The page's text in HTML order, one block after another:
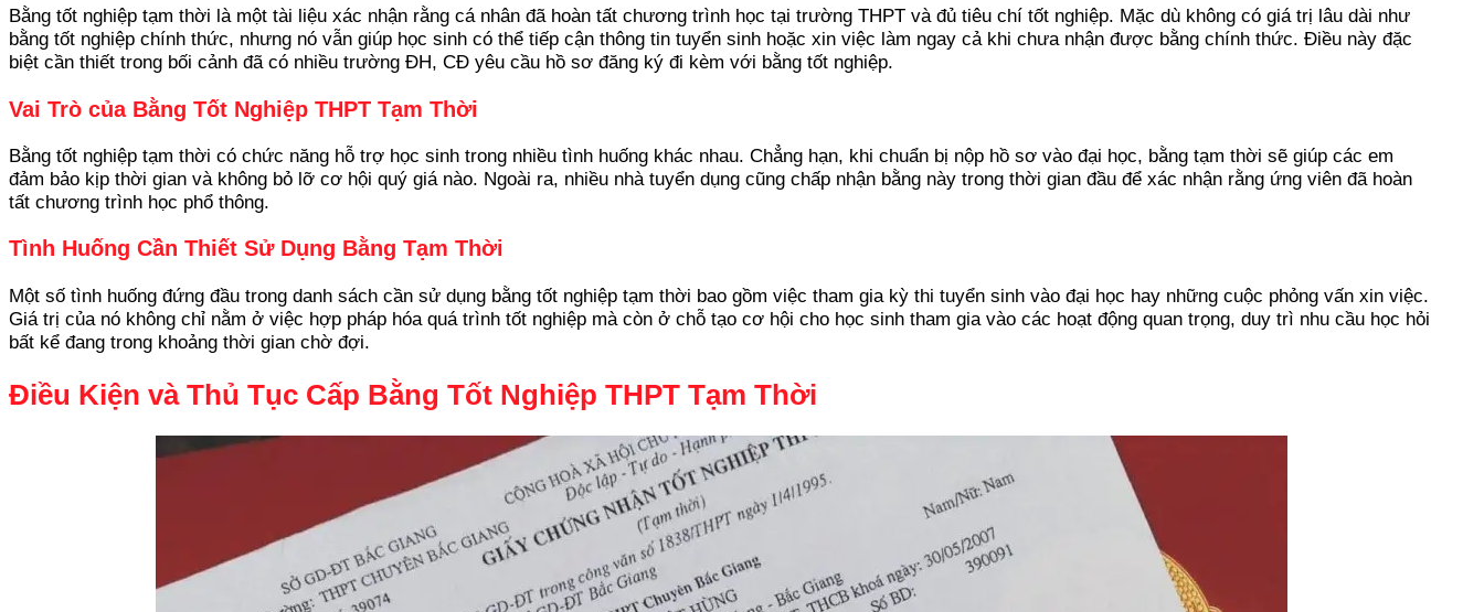
Bằng tốt nghiệp tạm thời là một tài liệu xác nhận rằng cá nhân đã hoàn tất chương trình học tại trường THPT và đủ tiêu chí tốt nghiệp. Mặc dù không có giá trị lâu dài như
bằng tốt nghiệp chính thức, nhưng nó vẫn giúp học sinh có thể tiếp cận thông tin tuyển sinh hoặc xin việc làm ngay cả khi chưa nhận được bằng chính thức. Điều này đặc
biệt cần thiết trong bối cảnh đã có nhiều trường ĐH, CĐ yêu cầu hồ sơ đăng ký đi kèm với bằng tốt nghiệp.
Vai Trò của Bằng Tốt Nghiệp THPT Tạm Thời
Bằng tốt nghiệp tạm thời có chức năng hỗ trợ học sinh trong nhiều tình huống khác nhau. Chẳng hạn, khi chuẩn bị nộp hồ sơ vào đại học, bằng tạm thời sẽ giúp các em
đảm bảo kịp thời gian và không bỏ lỡ cơ hội quý giá nào. Ngoài ra, nhiều nhà tuyển dụng cũng chấp nhận bằng này trong thời gian đầu để xác nhận rằng ứng viên đã hoàn
tất chương trình học phổ thông.
Tình Huống Cần Thiết Sử Dụng Bằng Tạm Thời
Một số tình huống đứng đầu trong danh sách cần sử dụng bằng tốt nghiệp tạm thời bao gồm việc tham gia kỳ thi tuyển sinh vào đại học hay những cuộc phỏng vấn xin việc.
Giá trị của nó không chỉ nằm ở việc hợp pháp hóa quá trình tốt nghiệp mà còn ở chỗ tạo cơ hội cho học sinh tham gia vào các hoạt động quan trọng, duy trì nhu cầu học hỏi
bất kể đang trong khoảng thời gian chờ đợi.
Điều Kiện và Thủ Tục Cấp Bằng Tốt Nghiệp THPT Tạm Thời